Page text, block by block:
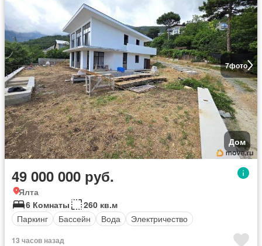
7фото
Дом
49 000 000 руб.
Ялта
6 Комнаты
260 кв.м
Паркинг
Бассейн Вода Электричество
13 часов назад